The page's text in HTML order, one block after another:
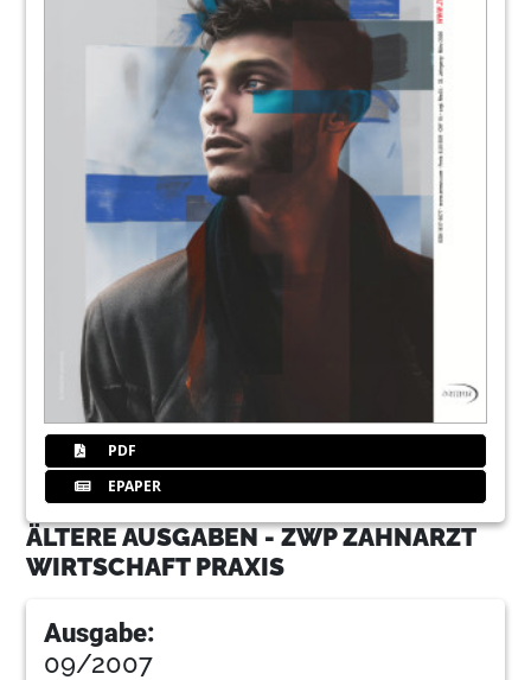
PDF
EPAPER
ÄLTERE AUSGABEN - ZWP ZAHNARZT
WIRTSCHAFT PRAXIS
Ausgabe:
09/2007